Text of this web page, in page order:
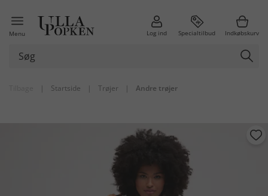
Menu Log ind Specialtilbud Indkøbskurv
| Startside | Trøjer | Andre trøjer